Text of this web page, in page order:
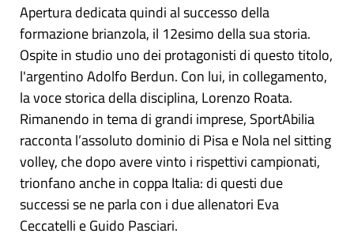
Apertura dedicata quindi al successo della
formazione brianzola, il 12esimo della sua storia.
Ospite in studio uno dei protagonisti di questo titolo,
l'argentino Adolfo Berdun. Con lui, in collegamento,
la voce storica della disciplina, Lorenzo Roata.
Rimanendo in tema di grandi imprese, SportAbilia
racconta l’assoluto dominio di Pisa e Nola nel sitting
volley, che dopo avere vinto i rispettivi campionati,
trionfano anche in coppa Italia: di questi due
successi se ne parla con i due allenatori Eva
Ceccatelli e Guido Pasciari.